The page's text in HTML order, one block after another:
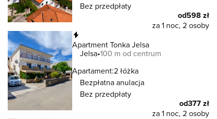
Bez przedpłaty
od598 zł
za 1 noc, 2 osoby
Apartment Tonka Jelsa
Jelsa 100 m od centrum
Apartament:2 łóżka
Bezpłatna anulacja
Bez przedpłaty
od377 zł
za 1 noc, 2 osoby